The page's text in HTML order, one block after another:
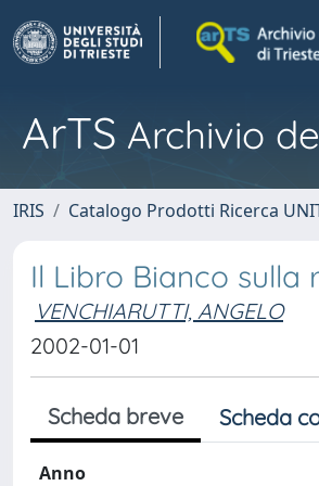
ArTS Archivio
IRIS Catalogo Prodotti Ricerca
Il Libro Bianco sulla
VENCHIARUTTI, ANGELO
2002-01-01
Scheda breve Scheda
Anno